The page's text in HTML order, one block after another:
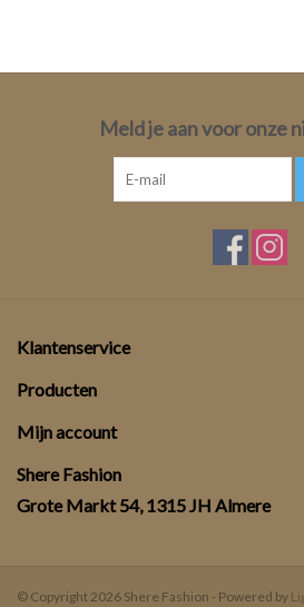
Meld je aan voor onze
Klantenservice
Producten
Mijn account
Shere Fashion
Grote Markt 54, 1315 JH Almere
© Copyright 2026 Shere Fashion - Powered by